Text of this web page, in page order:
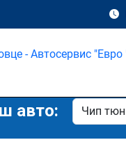
авто: